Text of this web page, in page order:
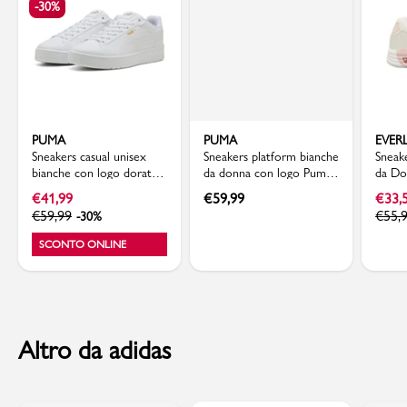
-30%
PUMA
Sneakers casual unisex
bianche con logo dorato
Puma Court Classico
€41,99
€59,99 -30%
SCONTO ONLINE
PUMA
Sneakers platform bianche
da donna con logo Puma
Court Lally Skye
€59,99
da
€
€
Altro da adidas